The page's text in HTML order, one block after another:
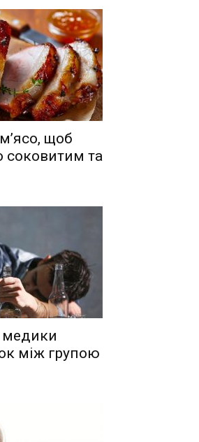
щоб
соковитим та
медики
між групою